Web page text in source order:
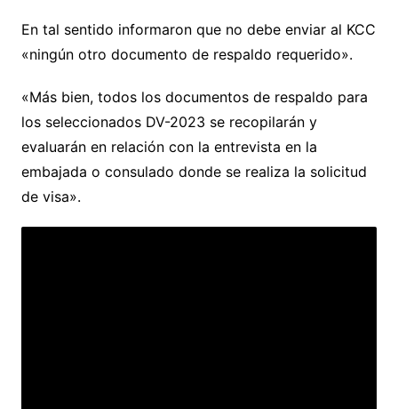
En tal sentido informaron que no debe enviar al KCC
«ningún otro documento de respaldo requerido».
«Más bien, todos los documentos de respaldo para
los seleccionados DV-2023 se recopilarán y
evaluarán en relación con la entrevista en la
embajada o consulado donde se realiza la solicitud
de visa».